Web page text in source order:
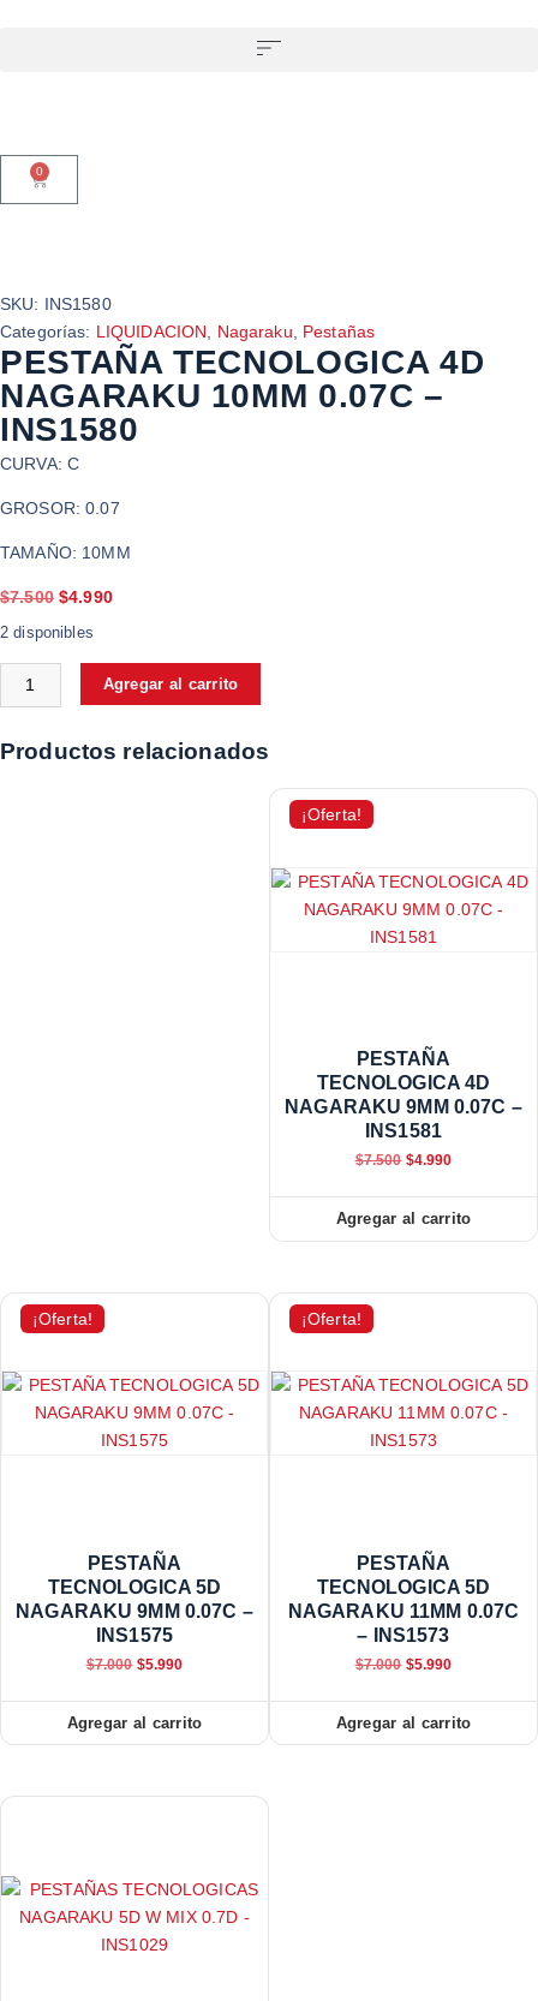
0
SKU: INS1580
Categorías: LIQUIDACION Nagaraku Pestañas
PESTAÑA TECNOLOGICA 4D
NAGARAKU 10MM 0.07C –
INS1580
CURVA: C
GROSOR: 0.07
TAMAÑO: 10MM
$7.500 $4.990
2 disponibles
Agregar al carrito
Productos relacionados
¡Oferta!
PESTAÑA
TECNOLOGICA 4D
NAGARAKU 9MM 0.07C –
INS1581
$7.500 $4.990
Agregar al carrito
¡Oferta!
PESTAÑA
TECNOLOGICA 5D
NAGARAKU 9MM 0.07C –
INS1575
$7.000 $5.990
Agregar al carrito
¡Oferta!
PESTAÑA
TECNOLOGICA 5D
NAGARAKU 11MM 0.07C
– INS1573
$7.000 $5.990
Agregar al carrito